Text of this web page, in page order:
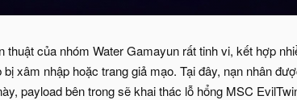
của nhóm Water Gamayun rất tinh vi, kết hợp
xâm nhập hoặc trang giả mạo. Tại đây, nạn nhân
payload bên trong sẽ khai thác lỗ hổng MSC